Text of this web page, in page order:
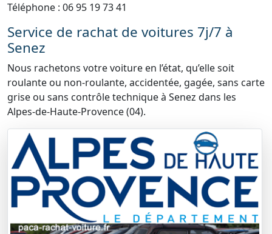
Téléphone : 06 95 19 73 41
Service de rachat de voitures 7j/7 à
Senez
Nous rachetons votre voiture en l’état, qu’elle soit
roulante ou non-roulante, accidentée, gagée, sans carte
grise ou sans contrôle technique à Senez dans les
Alpes-de-Haute-Provence (04).